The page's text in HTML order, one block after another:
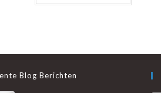
Blog Berichten